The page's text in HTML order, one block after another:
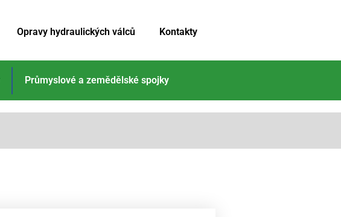
Opravy hydraulických válců Kontakty
Průmyslové a zemědělské spojky